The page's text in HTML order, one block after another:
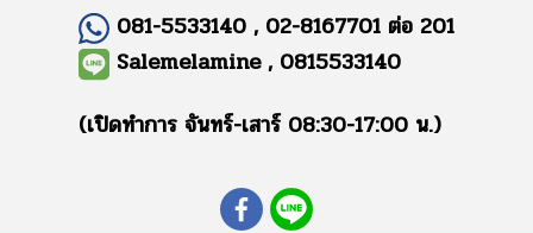
081-5533140 , 02-8167701 ต่อ 201
Salemelamine , 0815533140
(เปิดทำการ จันทร์-เสาร์ 08:30-17:00 น.)